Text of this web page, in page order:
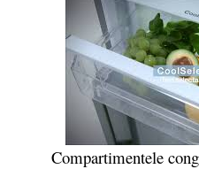
Compartimentele